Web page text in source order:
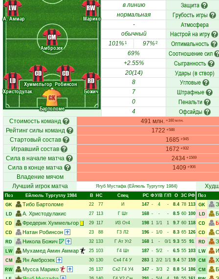
Бартоломе
Христодулак.
Хуммельгор Робинсон
Божич
А. Аммар
Амброзек
Марико
GK
LD
CD
CD
RD
LW
CM
RW в линию Защита
нормальная Грубость игры
- Атмосфера
обычный Настрой на игру
101%1 97%2 Оптимальность
69% Соотношение сил
+2.55% Сыгранность
20(14) Удары (в створ)
8 Угловые
7 Штрафные
0 Пенальти
4 Офсайды
Стоимость команд 491 млн. +160 млн.
Рейтинг силы команд 1722 +588
Стартовый состав 1685 +945
Игравший состав 1672 +932
Сила в начале матча 2434 +1569
Сила в конце матча 1409 +906
Владение мячом
Лучший игрок матча
Ягуб Мустафа(Ейлюль Тургутлу 1984)
Поз Ейлюль Тургутлу 1984 В НC Спец РC ФУ/В Г/П О ЗС РФ
GK
Тибо Бартоломе 22 77 И 147 - 4 - 8.4 78 113
LD
А. Христодулакис 27 113 Г Шт 168 - - - 8.5 60 100
CD
Фредерик Хуммельгор 29 117 И3 От4 198 1 1/1 1 9.7 60 118
CD
Натан Робинсон 23 88 Г3 Л2 196 - 1/0 - 8.3 65 126
RD
Никола Божич 32 133 Г Ат Уг2 168 1 - 0/1 9.3 55 91
LW
Мухамед Амин Аммар 25 103 Г4 Шт 187 - 5/2 - 6.5 55 103
CM
Ян Амброзек 30 130 Ск4 Г4 У 283 1 2/2 1/1 9.4 57 159
RW
Мусса Марико 26 137 Ск2 Г4 У4 347 - 3/3 2 8.8 54 186
Поз
GK
LD
CD
CD
RD
LW
CM
CM